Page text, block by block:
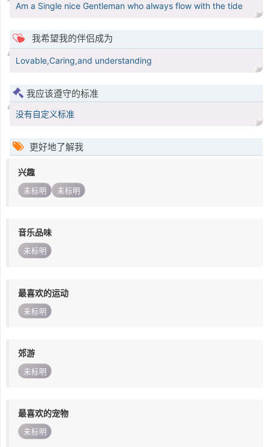
Am a Single nice Gentleman who always flow with the tide
我希望我的伴侣成为
Lovable,Caring,and understanding
我应该遵守的标准
没有自定义标准
更好地了解我
兴趣
未标明 未标明
音乐品味
未标明
最喜欢的运动
未标明
郊游
未标明
最喜欢的宠物
未标明